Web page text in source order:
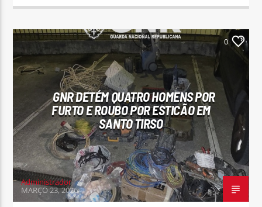
0
GNR DETÉM QUATRO HOMENS POR
FURTO E ROUBO POR ESTICÃO EM
SANTO TIRSO
Administrador
MARÇO 23, 2026